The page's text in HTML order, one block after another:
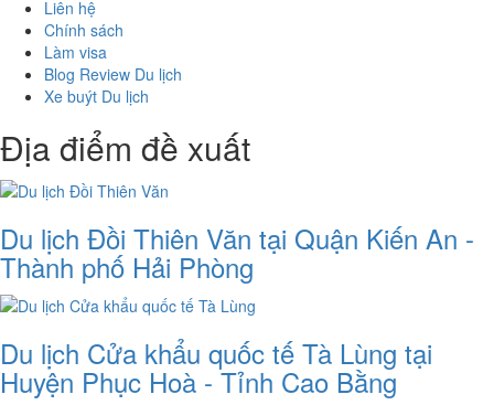
Liên hệ
Chính sách
Làm visa
Blog Review Du lịch
Xe buýt Du lịch
Địa điểm đề xuất
Du lịch Đồi Thiên Văn tại Quận Kiến An -
Thành phố Hải Phòng
Du lịch Cửa khẩu quốc tế Tà Lùng tại
Huyện Phục Hoà - Tỉnh Cao Bằng